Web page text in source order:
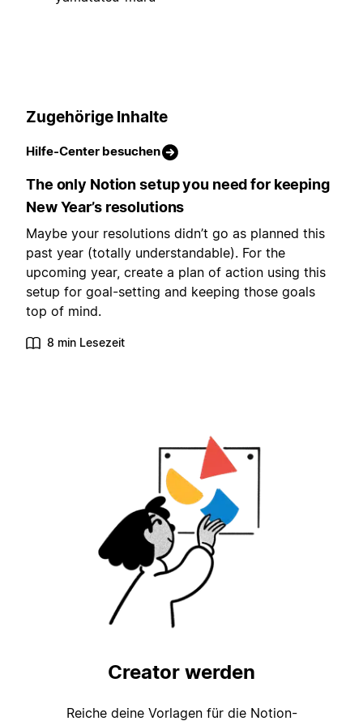
Zugehörige Inhalte
Hilfe-Center besuchen
The only Notion setup you need for keeping
New Year’s resolutions
Maybe your resolutions didn’t go as planned this
past year (totally understandable). For the
upcoming year, create a plan of action using this
setup for goal-setting and keeping those goals
top of mind.
8 min Lesezeit
Creator werden
Reiche deine Vorlagen für die Notion-